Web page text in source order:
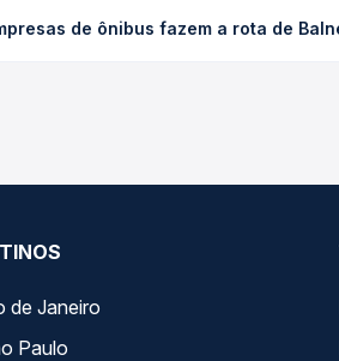
e a antecedência da compra.
de ônibus fazem a rota de
de Janeiro
Paulo